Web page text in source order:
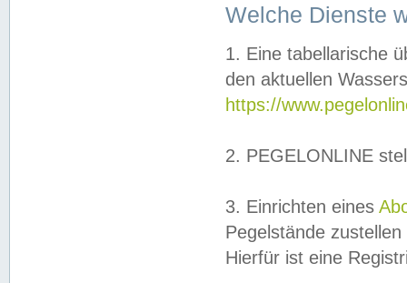
Welche Dienste
1. Eine tabellarische
den aktuellen
https://
2. PEGELONLINE
3. Einrichten eines
Pegelstände
Hierfür ist eine